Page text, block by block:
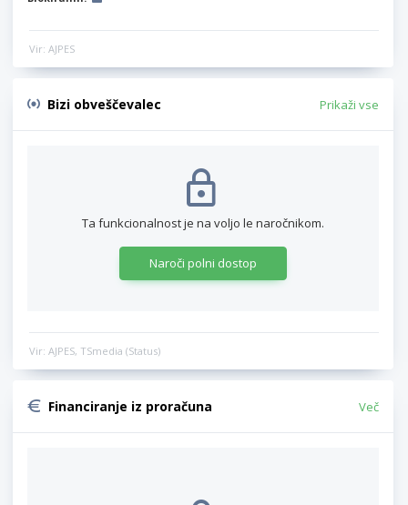
Vir: AJPES
Bizi obveščevalec Prikaži vse
Ta funkcionalnost je na voljo le naročnikom.
Naroči polni dostop
Vir: AJPES, TSmedia (Status)
Financiranje iz proračuna Več